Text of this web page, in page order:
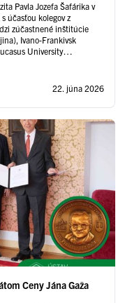
Pavla Jozefa Šafárika v
účasťou kolegov z
zúčastnené inštitúcie
Ivano-Frankivsk
University
22. júna 2026
Ceny Jána Gaža